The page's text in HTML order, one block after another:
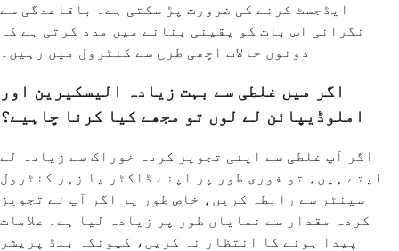
ایڈجسٹ کرنے کی ضرورت پڑ سکتی ہے۔ باقاعدگی سے
نگرانی اس بات کو یقینی بنانے میں مدد کرتی ہے کہ
دونوں حالات اچھی طرح سے کنٹرول میں رہیں۔
اگر میں غلطی سے بہت زیادہ الیسکیرین اور
املوڈیپائن لے لوں تو مجھے کیا کرنا چاہیے؟
اگر آپ غلطی سے اپنی تجویز کردہ خوراک سے زیادہ لے
لیتے ہیں، تو فوری طور پر اپنے ڈاکٹر یا زہر کنٹرول
سینٹر سے رابطہ کریں، خاص طور پر اگر آپ نے تجویز
کردہ مقدار سے نمایاں طور پر زیادہ لیا ہے۔ علامات
پیدا ہونے کا انتظار نہ کریں، کیونکہ بلڈ پریشر